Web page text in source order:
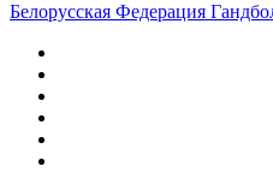
Белорусская Федерация